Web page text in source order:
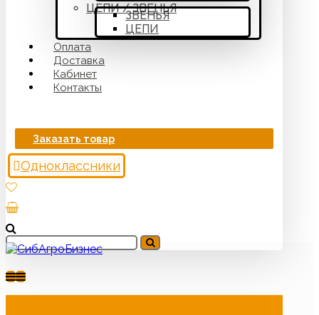
ЦЕПИ / ЗВЕНЬЯ
ЗВЕНЬЯ
ЦЕПИ
Оплата
Доставка
Кабинет
Контакты
Заказать товар
Одноклассники